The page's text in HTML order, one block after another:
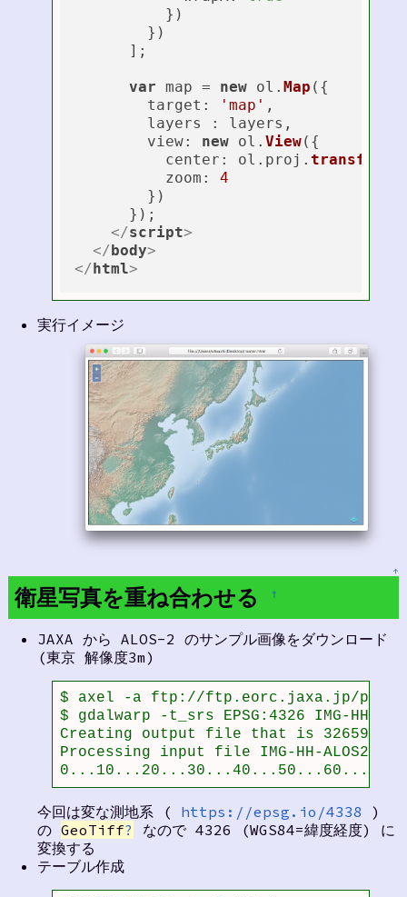
          })
        })
      ];
var map = new ol. Map ({
target : 'map' ,
        layers : layers,
view: new ol. View({
center : ol. proj . transform
zoom : 4
        })
      });
</script>
</body>
</html>
実行イメージ
↑
衛星写真を重ね合わせる †
JAXA から ALOS-2 のサンプル画像をダウンロード
(東京 解像度3m)
$ axel -a ftp://ftp.eorc.jaxa.jp/pub/ALOS-
$ gdalwarp -t_srs EPSG:4326 IMG-HH-
Creating output file that is 32659P x
Processing input file IMG-HH-
今回は変な測地系 ( https://epsg.io/4338 )
の GeoTiff?
なので 4326 (WGS84=緯度経度) に
変換する
テーブル作成